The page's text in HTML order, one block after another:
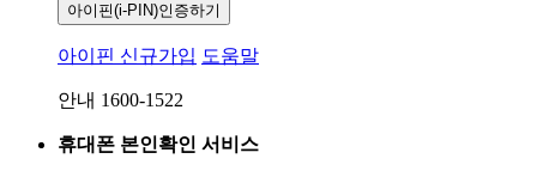
아이핀(i-PIN)인증하기
아이핀 신규가입 도움말
안내 1600-1522
휴대폰 본인확인 서비스